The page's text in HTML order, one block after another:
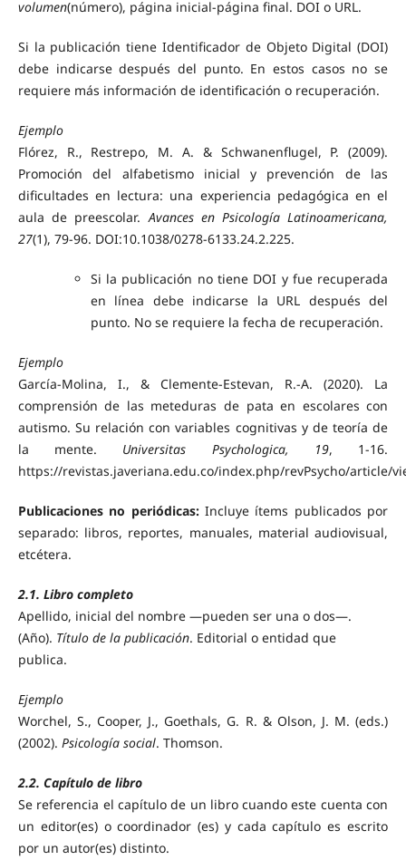
volumen(número), página inicial-página final. DOI o URL.
Si la publicación tiene Identificador de Objeto Digital (DOI)
debe indicarse después del punto. En estos casos no se
requiere más información de identificación o recuperación.
Ejemplo
Flórez, R., Restrepo, M. A. & Schwanenflugel, P. (2009).
Promoción del alfabetismo inicial y prevención de las
dificultades en lectura: una experiencia pedagógica en el
aula de preescolar.Avances en Psicología Latinoamericana,
27(1), 79-96. DOI:10.1038/0278-6133.24.2.225.
Si la publicación no tiene DOI y fue recuperada
en línea debe indicarse la URL después del
punto. No se requiere la fecha de recuperación.
Ejemplo
García-Molina, I., & Clemente-Estevan, R.-A. (2020). La
comprensión de las meteduras de pata en escolares con
autismo. Su relación con variables cognitivas y de teoría de
la mente. Universitas Psychologica, 19, 1-16.
https://revistas.javeriana.edu.co/index.php/revPsycho/article/
Publicaciones no periódicas: Incluye ítems publicados por
separado: libros, reportes, manuales, material audiovisual,
etcétera.
2.1. Libro completo
Apellido, inicial del nombre —pueden ser una o dos—.
(Año). Título de la publicación. Editorial o entidad que
publica.
Ejemplo
Worchel, S., Cooper, J., Goethals, G. R. & Olson, J. M. (eds.)
(2002). Psicología social. Thomson.
2.2. Capítulo de libro
Se referencia el capítulo de un libro cuando este cuenta con
un editor(es) o coordinador (es) y cada capítulo es escrito
por un autor(es) distinto.